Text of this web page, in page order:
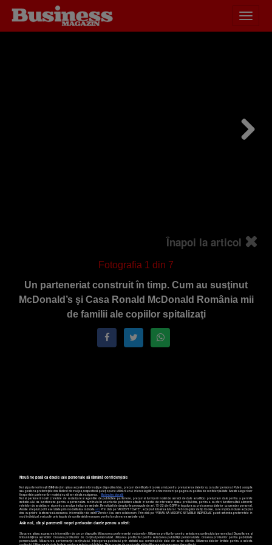
meniu
HOME COVER STORY
Înapoi la articol
Fotografia 1 din 7
Un parteneriat construit în timp. Cum au susţinut
McDonald’s şi Casa Ronald McDonald România mii
de familii ale copiilor spitalizaţi
Nouă ne pasă ca datele tale personale să rămână confidențiale
Noi și partenerii noștri589stocăm și/sau accesăm informații pe dispozitivul dvs., precum identificatorii cookie unici pentru prelucrarea datelor cu caracter personal. Puteți accepta
sau gestiona preferințele dvs. făcând clic mai jos, respectiv vă puteți opune utilizării unui interes legitim în orice moment pe pagina cu politica de confidențialitate. Aceste alegeri vor
fi raportate partenerilor noștri și nu vă vor afecta navigarea.
Mai multe detalii
Noi si partenerii nostri (retelele de socializare si agentiile de publicitate partenere, precum si furnizorii nostri de servicii de date analitice) prelucram date pentru a permite
website-ului sa functioneze, pentru a personaliza continutul si anunturile publicitare afisate in functie de interesele si/sau profilul dvs., pentru a va oferi functionalitati aferente
retelelor de socializare si pentru a analiza traficul pe website. Beneficiati de drepturile prevazute de art. 15-22 din GDPR in legatura cu prelucrarea datelor cu caracter personal.
Aceste drepturi pot fi exercitate prin modalitatea indicataaici. Prin click pe “ACCEPT TOATE”, acceptati folosirea tuturor Tehnologiilor de tip Cookie, care implica inclusiv acceptul
dvs. cu privire la stocarea/accesarea informatiilor de catre Vendor-ii cu care colaboram. Prin click pe “VREAU SA MODIFIC SETARILE INDIVIDUAL” puteti schimba preferintele in
mod individual, mai putin cele legate de cookie strict necesare pentru functionarea website-ului.
Atât noi, cât și partenerii noștri prelucrăm datele pentru a oferi:
Stocarea și/sau accesarea informațiilor de pe un dispozitiv. Măsurarea performanței reclamelor. Utilizarea profilurilor pentru selectarea conținutului personalizat. Dezvoltarea și
îmbunătățirea serviciilor. Crearea profilurilor de conținut personalizat. Utilizarea profilurilor pentru selectarea publicității personalizate. Crearea profilurilor pentru publicitate
personalizată. Măsurarea performanței conținutului. Înțelegerea publicului prin statistici sau combinații de date din surse diferite. Utilizarea datelor limitate pentru a selecta